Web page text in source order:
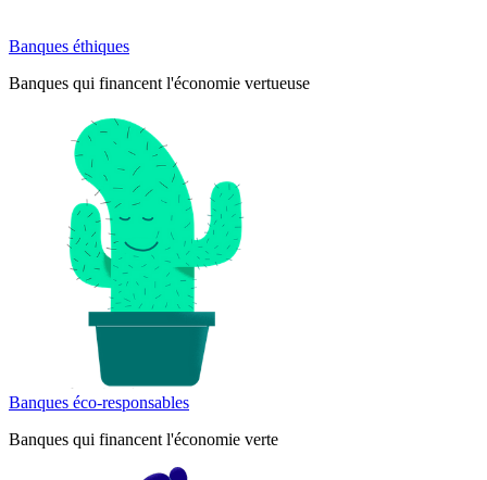
Banques éthiques
Banques qui financent l'économie vertueuse
Banques éco-responsables
Banques qui financent l'économie verte